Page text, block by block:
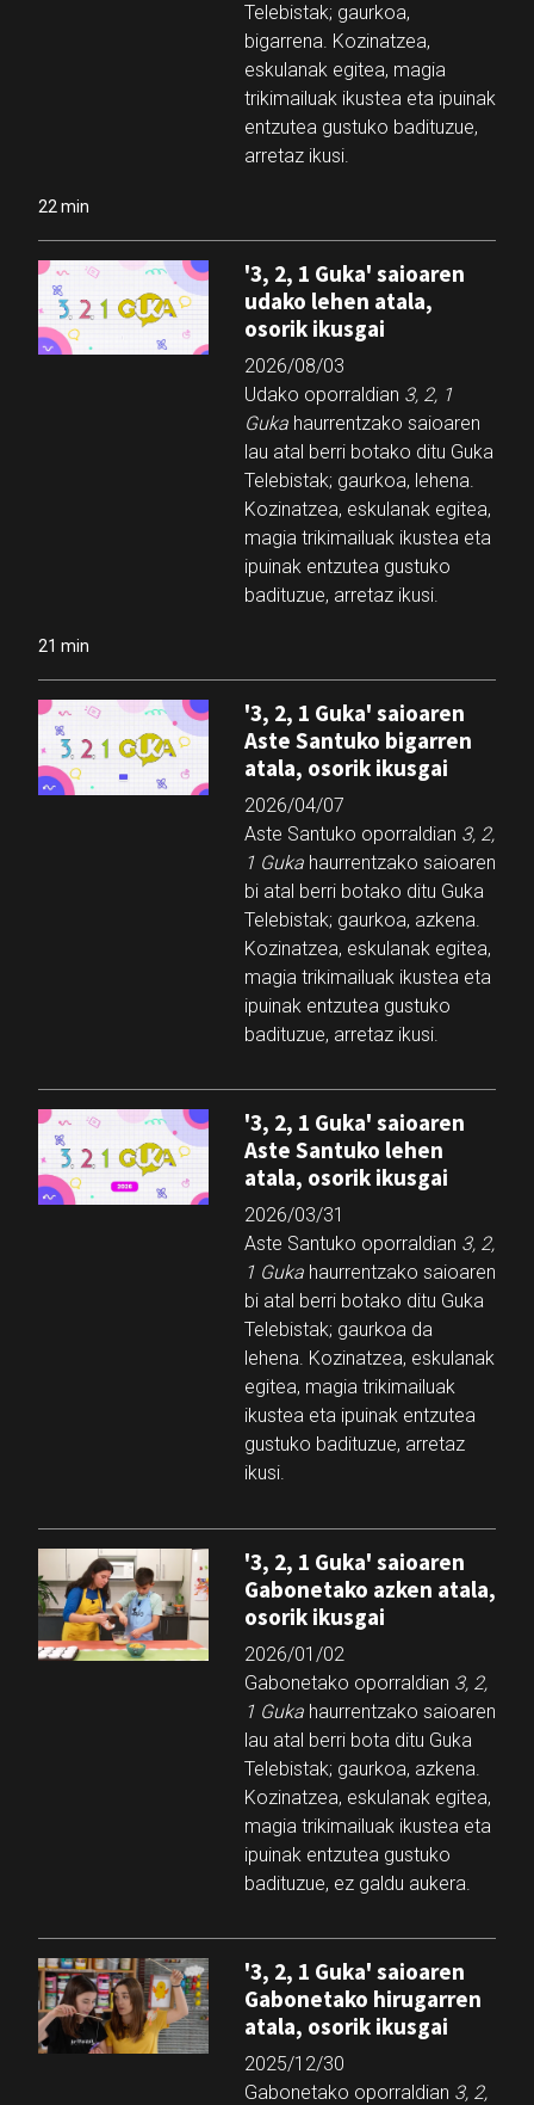
Telebistak; gaurkoa,
bigarrena. Kozinatzea,
eskulanak egitea, magia
trikimailuak ikustea eta ipuinak
entzutea gustuko badituzue,
arretaz ikusi.
22 min
'3, 2, 1 Guka' saioaren
udako lehen atala,
osorik ikusgai
2026/08/03
Udako oporraldian 3, 2, 1
Gukahaurrentzako saioaren
lau atal berri botako ditu Guka
Telebistak; gaurkoa, lehena.
Kozinatzea, eskulanak egitea,
magia trikimailuak ikustea eta
ipuinak entzutea gustuko
badituzue, arretaz ikusi.
21 min
'3, 2, 1 Guka' saioaren
Aste Santuko bigarren
atala, osorik ikusgai
2026/04/07
Aste Santuko oporraldian 3, 2,
1 Gukahaurrentzako saioaren
bi atal berri botako ditu Guka
Telebistak; gaurkoa, azkena.
Kozinatzea, eskulanak egitea,
magia trikimailuak ikustea eta
ipuinak entzutea gustuko
badituzue, arretaz ikusi.
'3, 2, 1 Guka' saioaren
Aste Santuko lehen
atala, osorik ikusgai
2026/03/31
Aste Santuko oporraldian 3, 2,
1 Gukahaurrentzako saioaren
bi atal berri botako ditu Guka
Telebistak; gaurkoa da
lehena. Kozinatzea, eskulanak
egitea, magia trikimailuak
ikustea eta ipuinak entzutea
gustuko badituzue, arretaz
ikusi.
'3, 2, 1 Guka' saioaren
Gabonetako azken atala,
osorik ikusgai
2026/01/02
Gabonetako oporraldian 3, 2,
1 Gukahaurrentzako saioaren
lau atal berri bota ditu Guka
Telebistak; gaurkoa, azkena.
Kozinatzea, eskulanak egitea,
magia trikimailuak ikustea eta
ipuinak entzutea gustuko
badituzue, ez galdu aukera.
'3, 2, 1 Guka' saioaren
Gabonetako hirugarren
atala, osorik ikusgai
2025/12/30
Gabonetako oporraldian 3, 2,